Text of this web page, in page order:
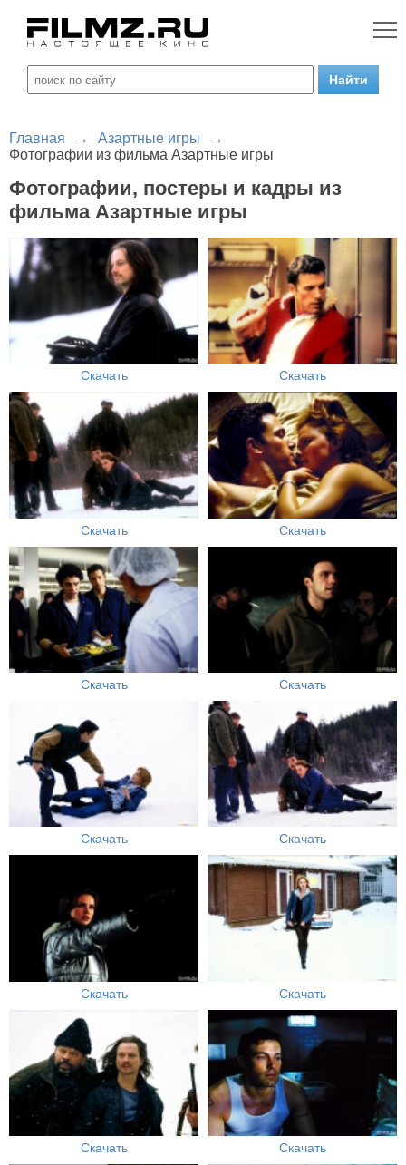
Главная → Азартные игры
→
Фотографии из фильма Азартные игры
Фотографии, постеры и кадры из
фильма Азартные игры
Скачать Скачать
Скачать Скачать
Скачать Скачать
Скачать Скачать
Скачать Скачать
Скачать Скачать